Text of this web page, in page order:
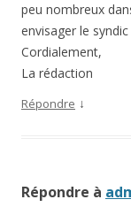
peu nombreux
envisager le
Cordialement,
La rédaction
Répondre ↓
Répondre à